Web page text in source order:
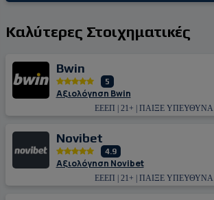
Καλύτερες Στοιχηματικές
Bwin
5
Αξιολόγηση Bwin
ΕΕΕΠ | 21+ | ΠΑΙΞΕ ΥΠΕΥΘΥΝΑ
Novibet
4.9
Αξιολόγηση Novibet
ΕΕΕΠ | 21+ | ΠΑΙΞΕ ΥΠΕΥΘΥΝΑ